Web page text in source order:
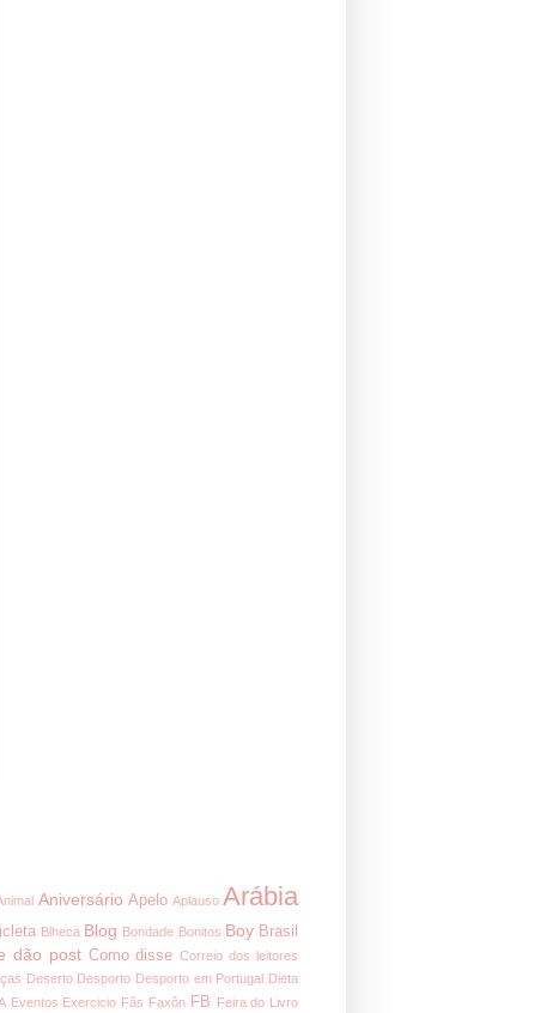
Aniversário Apelo Aplauso Arábia
Blheca Blog Bondade Bonitos Boy Brasil
dão post Como disse Correio dos leitores
Deserto Desporto Desporto em Portugal Dieta
Eventos Exercicio Fãs Faxôn FB Feira do Livro